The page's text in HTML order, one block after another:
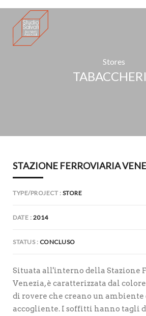
Stores
STAZIONE FERROVIARIA
TYPE/PROJECT STORE
DATE 2014
STATUS CONCLUSO
Situata all'interno della Stazione
Venezia, è caratterizzata dal
di rovere che creano un ambiente
accogliente. I soffitti hanno tagli